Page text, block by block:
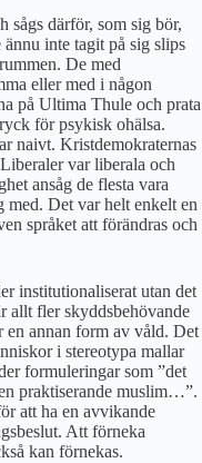
sågs därför, som sig bör,
inte tagit på sig slips
De med
eller med i någon
på Ultima Thule och prata
för psykisk ohälsa.
naivt. Kristdemokraternas
var liberala och
ansåg de flesta vara
med. Det var helt enkelt en
språket att förändras och
institutionaliserat utan det
allt fler skyddsbehövande
en annan form av våld. Det
i stereotypa mallar
formuleringar som ”det
praktiserande muslim…”.
att ha en avvikande
Att förneka
kan förnekas.